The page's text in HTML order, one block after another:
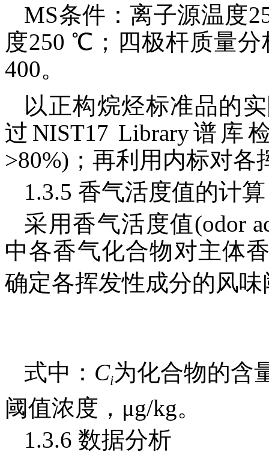
MS条件：离子源温度
度250 ℃；四极杆质量
400。
以正构烷烃标准品的
过NIST17 Library谱
>80%)；再利用内标对
1.3.5 香气活度值的计算
采用香气活度值(odor
中各香气化合物对主体
确定各挥发性成分的风
式中： Ci为化合物的含
阈值浓度，μg/kg。
1.3.6 数据分析